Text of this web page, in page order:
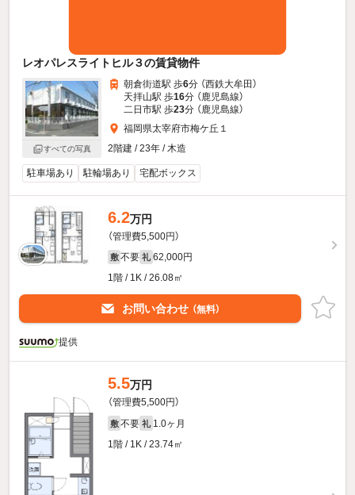
レオパレスライトヒル３の賃貸物件
すべての写真
朝倉街道駅 歩6分 （西鉄大牟田）
天拝山駅 歩16分 （鹿児島線）
二日市駅 歩23分 （鹿児島線）
福岡県太宰府市梅ケ丘１
2階建 / 23年 / 木造
駐車場あり 駐輪場あり 宅配ボックス
6.2万円
（管理費5,500円）
敷 不要 礼 62,000円
1階 / 1K / 26.08㎡
お問い合わせ （無料）
提供
5.5万円
（管理費5,500円）
敷 不要 礼 1.0ヶ月
1階 / 1K / 23.74㎡